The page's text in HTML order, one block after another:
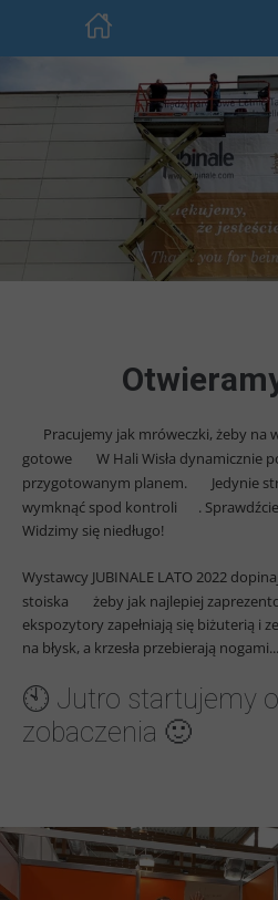
Pracujemy jak mróweczki, żeby na
gotowe
W Hali Wisła dynamicznie
przygotowanym planem.
Jedynie
wymknąć spod kontroli
.
Widzimy się niedługo!
Wystawcy JUBINALE LATO 2022
stoiska
żeby jak najlepiej
ekspozytory zapełniają się biżuterią i
na błysk, a krzesła przebierają nogami...
🕙 Jutro startujemy
zobaczenia 🙂